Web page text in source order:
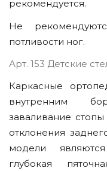
рекомендуется.
Не
потливости ног.
Арт. 153 Детские
Каркасные
внутренним
заваливание
отклонения
модели
глубокая